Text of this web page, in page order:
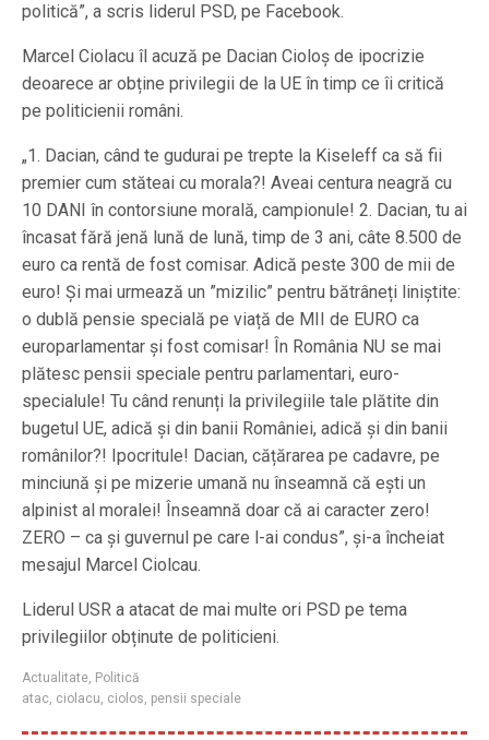
politică”, a scris liderul PSD, pe Facebook.
Marcel Ciolacu îl acuză pe Dacian Cioloș de ipocrizie
deoarece ar obține privilegii de la UE în timp ce îi critică
pe politicienii români.
„1. Dacian, când te gudurai pe trepte la Kiseleff ca să fii
premier cum stăteai cu morala?! Aveai centura neagră cu
10 DANI în contorsiune morală, campionule! 2. Dacian, tu ai
încasat fără jenă lună de lună, timp de 3 ani, câte 8.500 de
euro ca rentă de fost comisar. Adică peste 300 de mii de
euro! Și mai urmează un ”mizilic” pentru bătrâneți liniștite:
o dublă pensie specială pe viață de MII de EURO ca
europarlamentar și fost comisar! În România NU se mai
plătesc pensii speciale pentru parlamentari, euro-
specialule! Tu când renunți la privilegiile tale plătite din
bugetul UE, adică și din banii României, adică și din banii
românilor?! Ipocritule! Dacian, cățărarea pe cadavre, pe
minciună și pe mizerie umană nu înseamnă că ești un
alpinist al moralei! Înseamnă doar că ai caracter zero!
ZERO – ca și guvernul pe care l-ai condus”, și-a încheiat
mesajul Marcel Ciolcau.
Liderul USR a atacat de mai multe ori PSD pe tema
privilegiilor obținute de politicieni.
Actualitate, Politică
atac, ciolacu, ciolos, pensii speciale